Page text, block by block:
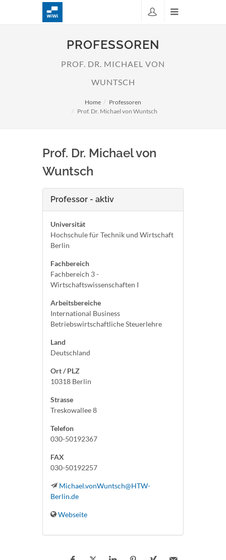
PROFESSOREN
PROF. DR. MICHAEL VON
WUNTSCH
Home
Professoren
Prof. Dr. Michael von Wuntsch
Prof. Dr. Michael von
Wuntsch
Professor - aktiv
Universität
Hochschule für Technik und Wirtschaft
Berlin
Fachbereich
Fachbereich 3 -
Wirtschaftswissenschaften I
Arbeitsbereiche
International Business
Betriebswirtschaftliche Steuerlehre
Land
Deutschland
Ort / PLZ
10318 Berlin
Strasse
Treskowallee 8
Telefon
030-50192367
FAX
030-50192257
Michael.vonWuntsch@HTW-
Berlin.de
Webseite